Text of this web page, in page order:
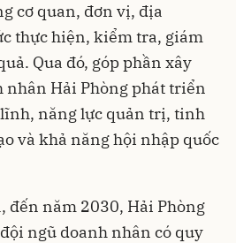
cơ quan, đơn vị, địa
thực hiện, kiểm tra, giám
Qua đó, góp phần xây
nhân Hải Phòng phát triển
năng lực quản trị, tinh
và khả năng hội nhập quốc
đến năm 2030, Hải Phòng
ngũ doanh nhân có quy